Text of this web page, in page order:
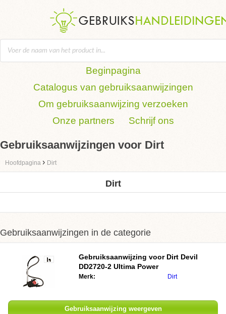
Beginpagina
Catalogus van gebruiksaanwijzingen
Om gebruiksaanwijzing verzoeken
Onze partners
Schrijf ons
Gebruiksaanwijzingen voor Dirt
Hoofdpagina › Dirt
Dirt
Gebruiksaanwijzingen in de categorie
Gebruiksaanwijzing voor Dirt Devil
DD2720-2 Ultima Power
Merk: Dirt
Gebruiksaanwijzing weergeven